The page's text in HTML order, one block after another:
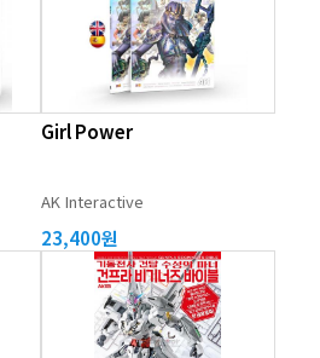
Girl Power
AK Interactive
23,400원